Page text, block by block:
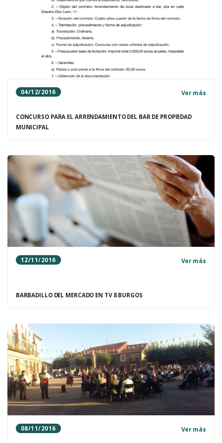
04/12/2016 Ver más
CONCURSO PARA EL ARRENDAMIENTO DEL BAR DE PROPIEDAD
MUNICIPAL
12/11/2016 Ver más
BARBADILLO DEL MERCADO EN TV 8 BURGOS
08/11/2016 Ver más